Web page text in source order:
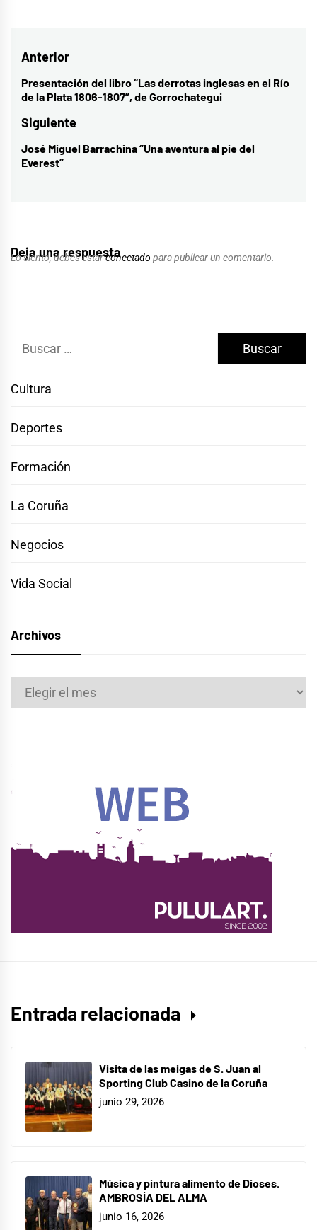
Navegación
de
Anterior
Entrada
anterior:
Presentación del libro “Las derrotas inglesas en el Río
de la Plata 1806-1807”, de Gorrochategui
Siguiente
Entrada
siguiente:
José Miguel Barrachina “Una aventura al pie del
Everest”
Deja una respuesta
Lo siento, debes estarconectado para publicar un comentario.
Buscar:
Cultura
Deportes
Formación
La Coruña
Negocios
Vida Social
Archivos
Archivos
Entrada relacionada
Visita de las meigas de S. Juan al
Sporting Club Casino de la Coruña
junio 29, 2026
Música y pintura alimento de Dioses.
AMBROSÍA DEL ALMA
junio 16, 2026